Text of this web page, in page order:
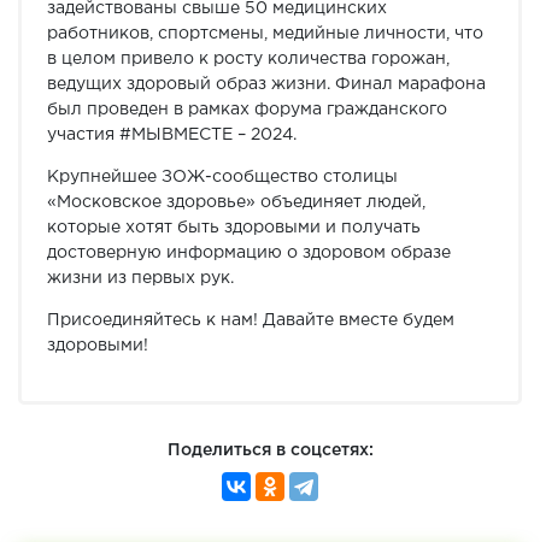
задействованы свыше 50 медицинских
работников, спортсмены, медийные личности, что
в целом привело к росту количества горожан,
ведущих здоровый образ жизни. Финал марафона
был проведен в рамках форума гражданского
участия #МЫВМЕСТЕ – 2024.
Крупнейшее ЗОЖ-сообщество столицы
«Московское здоровье» объединяет людей,
которые хотят быть здоровыми и получать
достоверную информацию о здоровом образе
жизни из первых рук.
Присоединяйтесь к нам! Давайте вместе будем
здоровыми!
Поделиться в соцсетях: